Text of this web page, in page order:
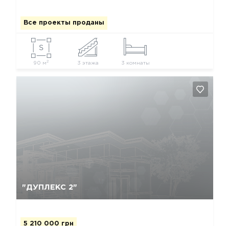
Все проекты проданы
90 м2 3 этажа 3 комнаты
"ДУПЛЕКС 2"
5 210 000 грн